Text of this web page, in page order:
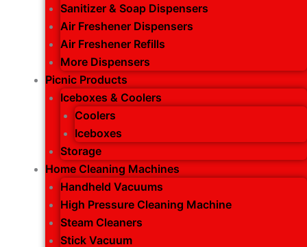
Sanitizer & Soap Dispensers
Air Freshener Dispensers
Air Freshener Refills
More Dispensers
Picnic Products
Iceboxes & Coolers
Coolers
Iceboxes
Storage
Home Cleaning Machines
Handheld Vacuums
High Pressure Cleaning Machine
Steam Cleaners
Stick Vacuum